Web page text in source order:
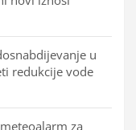
u
redukcije vode
za